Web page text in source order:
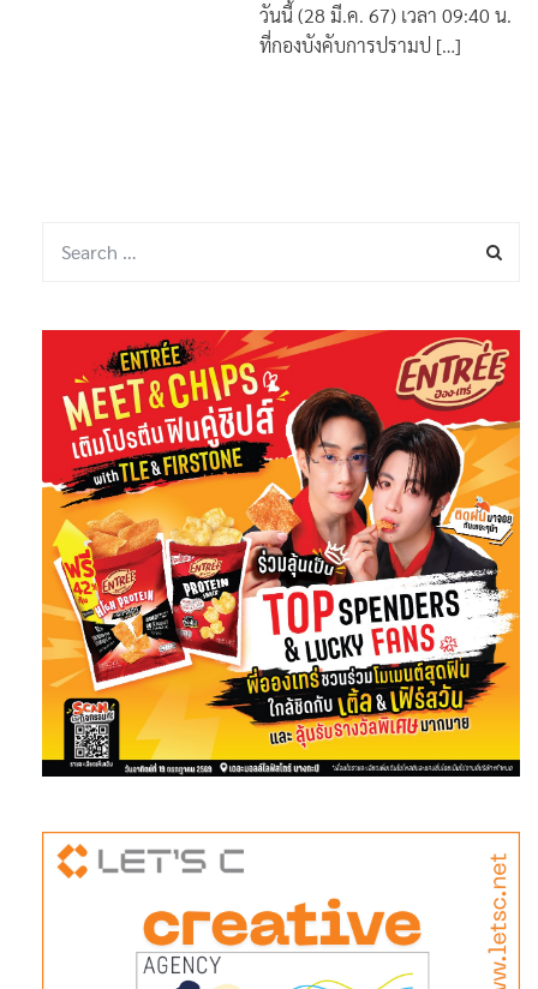
วันนี้ (28 มี.ค. 67) เวลา 09:40 น.
ที่กองบังคับการปรามป […]